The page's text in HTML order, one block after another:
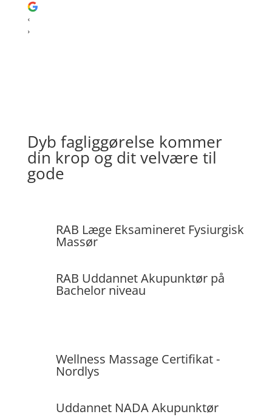
‹
›
Dyb fagliggørelse kommer
din krop og dit velvære til
gode
RAB Læge Eksamineret Fysiurgisk
Massør
RAB Uddannet Akupunktør på
Bachelor niveau
Wellness Massage Certifikat -
Nordlys
Uddannet NADA Akupunktør